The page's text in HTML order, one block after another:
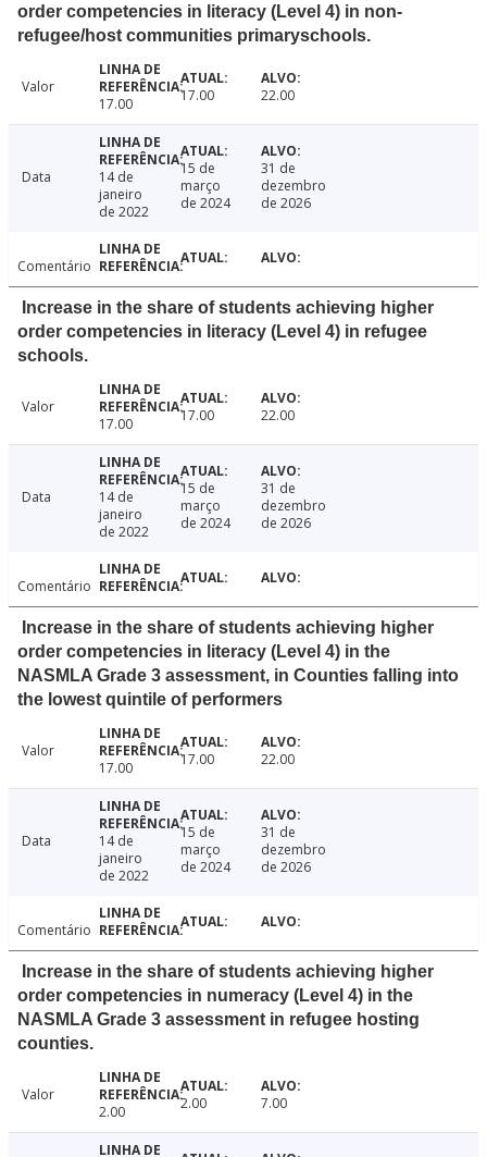
order competencies in literacy (Level 4) in non-
refugee/host communities primaryschools.
Valor
17.00
17.00 22.00
Data
14 de
janeiro
de 2022
15 de
março
de 2024
31 de
dezembro
de 2026
Comentário
Increase in the share of students achieving higher
order competencies in literacy (Level 4) in refugee
schools.
Valor
17.00
17.00 22.00
Data
14 de
janeiro
de 2022
15 de
março
de 2024
31 de
dezembro
de 2026
Comentário
Increase in the share of students achieving higher
order competencies in literacy (Level 4) in the
NASMLA Grade 3 assessment, in Counties falling into
the lowest quintile of performers
Valor
17.00
17.00 22.00
Data
14 de
janeiro
de 2022
15 de
março
de 2024
31 de
dezembro
de 2026
Comentário
Increase in the share of students achieving higher
order competencies in numeracy (Level 4) in the
NASMLA Grade 3 assessment in refugee hosting
counties.
Valor
2.00
2.00 7.00